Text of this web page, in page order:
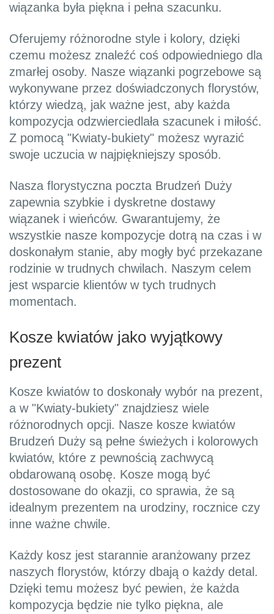
wiązanka była piękna i pełna szacunku.
Oferujemy różnorodne style i kolory, dzięki
czemu możesz znaleźć coś odpowiedniego dla
zmarłej osoby. Nasze wiązanki pogrzebowe są
wykonywane przez doświadczonych florystów,
którzy wiedzą, jak ważne jest, aby każda
kompozycja odzwierciedlała szacunek i miłość.
Z pomocą "Kwiaty-bukiety" możesz wyrazić
swoje uczucia w najpiękniejszy sposób.
Nasza florystyczna poczta Brudzeń Duży
zapewnia szybkie i dyskretne dostawy
wiązanek i wieńców. Gwarantujemy, że
wszystkie nasze kompozycje dotrą na czas i w
doskonałym stanie, aby mogły być przekazane
rodzinie w trudnych chwilach. Naszym celem
jest wsparcie klientów w tych trudnych
momentach.
Kosze kwiatów jako wyjątkowy
prezent
Kosze kwiatów to doskonały wybór na prezent,
a w "Kwiaty-bukiety" znajdziesz wiele
różnorodnych opcji. Nasze kosze kwiatów
Brudzeń Duży są pełne świeżych i kolorowych
kwiatów, które z pewnością zachwycą
obdarowaną osobę. Kosze mogą być
dostosowane do okazji, co sprawia, że są
idealnym prezentem na urodziny, rocznice czy
inne ważne chwile.
Każdy kosz jest starannie aranżowany przez
naszych florystów, którzy dbają o każdy detal.
Dzięki temu możesz być pewien, że każda
kompozycja będzie nie tylko piękna, ale